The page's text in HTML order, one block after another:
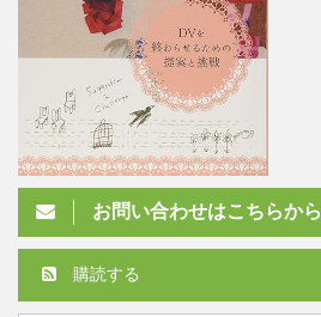
お問い合わせはこちらから
購読する